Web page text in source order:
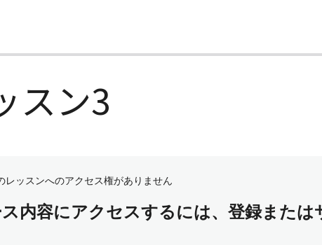
スン3
レッスンへのアクセス権がありません
内容にアクセスするには、登録または